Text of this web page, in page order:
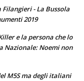
- La Bussola
2019
e la persona che lo
Nazionale: Noemi non
M5S ma degli italiani